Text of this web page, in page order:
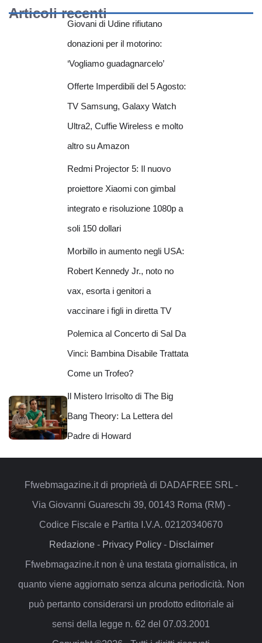
Articoli recenti
Giovani di Udine rifiutano
donazioni per il motorino:
‘Vogliamo guadagnarcelo’
Offerte Imperdibili del 5 Agosto:
TV Samsung, Galaxy Watch
Ultra2, Cuffie Wireless e molto
altro su Amazon
Redmi Projector 5: Il nuovo
proiettore Xiaomi con gimbal
integrato e risoluzione 1080p a
soli 150 dollari
Morbillo in aumento negli USA:
Robert Kennedy Jr., noto no
vax, esorta i genitori a
vaccinare i figli in diretta TV
Polemica al Concerto di Sal Da
Vinci: Bambina Disabile Trattata
Come un Trofeo?
Il Mistero Irrisolto di The Big
Bang Theory: La Lettera del
Padre di Howard
Ffwebmagazine.it di proprietà di DADAFREE SRL -
Via Giovanni Guareschi 39, 00143 Roma (RM) -
Codice Fiscale e Partita I.V.A. 02120340670
Redazione- Privacy Policy- Disclaimer
Ffwebmagazine.it non è una testata giornalistica, in
quanto viene aggiornato senza alcuna periodicità. Non
può pertanto considerarsi un prodotto editoriale ai
sensi della legge n. 62 del 07.03.2001